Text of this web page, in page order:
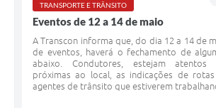
TRANSPORTE E TRÂNSITO
Eventos de 12 a 14 de maio
A Transcon informa que, do dia 12 a 14 de
de eventos, haverá o fechamento de
abaixo. Condutores, estejam atentos
próximas ao local, as indicações de
agentes de trânsito que estiverem